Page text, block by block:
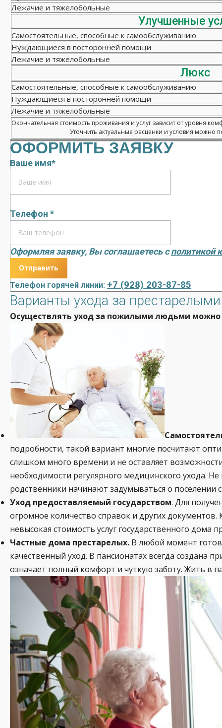
Лежачие и тяжелобольные
Улучшенные
Самостоятельные, способные к самообслуживанию
Нуждающиеся в посторонней помощи
Лежачие и тяжелобольные
Люкс
Самостоятельные, способные к самообслуживанию
Нуждающиеся в посторонней помощи
Лежачие и тяжелобольные
Окончательная стоимость проживания и услуг зависит от уровня
Уточнить актуальные расценки и условия можно
ОФОРМИТЬ ЗАЯВКУ
Ваше имя*
Телефон *
Оформляя заявку, Вы соглашаетесь сполитикой
Телефон горячей линии: +7 (928) 203-87-85
Варианты ухода за
Осуществлять уход за пожилыми людьми можно
подробности, такой вариант многие посчитают
слишком много времени и не оставляет
необходимости регулярного медицинского ухода.
родственники начинают задумываться о поселении
Уход предоставляемый государством. Для
огромное количество справок и других
невысокая стоимость услуг государственного
Частные дома престарелых. В любой момент
качественный уход. В пансионатах всегда создана
означает полный комфорт и чуткую заботу. Жить в